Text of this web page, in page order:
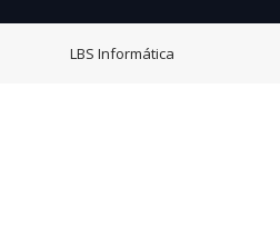
LBS Informática